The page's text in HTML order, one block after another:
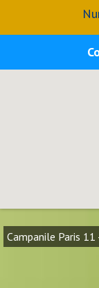
Campanile Paris